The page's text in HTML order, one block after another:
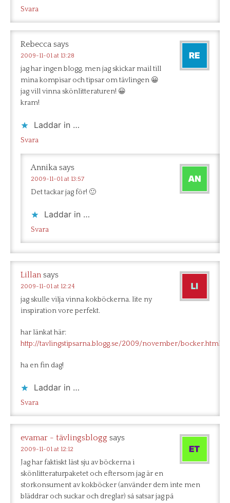
Svara
Rebecca says
2009-11-01 at 13:28
jag har ingen blogg, men jag skickar mail till
mina kompisar och tipsar om tävlingen 😀
jag vill vinna skönlitteraturen! 😀
kram!
Laddar in …
Svara
Annika says
2009-11-01 at 13:57
Det tackar jag för! 🙂
Laddar in …
Svara
Lillan says
2009-11-01 at 12:24
jag skulle vilja vinna kokböckerna. lite ny
inspiration vore perfekt.
har länkat här:
http://tavlingstipsarna.blogg.se/2009/november/bocker.html
ha en fin dag!
Laddar in …
Svara
evamar - tävlingsblogg says
2009-11-01 at 12:12
Jag har faktiskt läst sju av böckerna i
skönlitteraturpaketet och eftersom jag är en
storkonsument av kokböcker (använder dem inte men
bläddrar och suckar och dreglar) så satsar jag på